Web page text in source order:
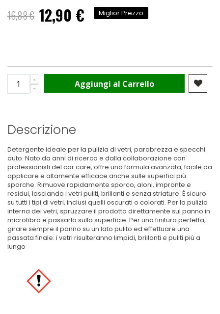
16,88 € Prezzo
speciale
12,90 € Miglior Prezzo
Aggiungi al Carrello
Descrizione
Detergente ideale per la pulizia di vetri, parabrezza e specchi
auto. Nato da anni di ricerca e dalla collaborazione con
professionisti del car care, offre una formula avanzata, facile da
applicare e altamente efficace anche sulle superfici più
sporche. Rimuove rapidamente sporco, aloni, impronte e
residui, lasciando i vetri puliti, brillanti e senza striature. È sicuro
su tutti i tipi di vetri, inclusi quelli oscurati o colorati. Per la pulizia
interna dei vetri, spruzzare il prodotto direttamente sul panno in
microfibra e passarlo sulla superficie. Per una finitura perfetta,
girare sempre il panno su un lato pulito ed effettuare una
passata finale: i vetri risulteranno limpidi, brillanti e puliti più a
lungo